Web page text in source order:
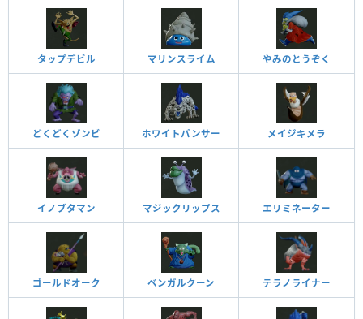
タップデビル マリンスライム やみのとうぞく
どくどくゾンビ ホワイトパンサー メイジキメラ
イノブタマン マジックリップス エリミネーター
ゴールドオーク ベンガルクーン テラノライナー